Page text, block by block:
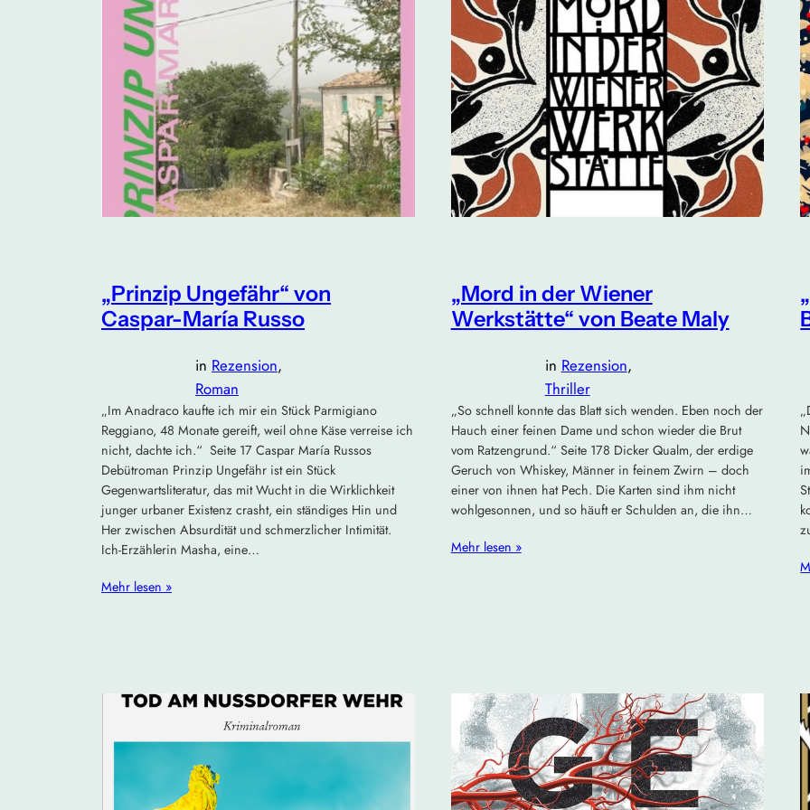
„Prinzip Ungefähr“ von
Caspar-María Russo
in Rezension
Roman
„Im Anadraco kaufte ich mir ein Stück Parmigiano
Reggiano, 48 Monate gereift, weil ohne Käse verreise ich
nicht, dachte ich.“ Seite 17 Caspar María Russos
Debütroman Prinzip Ungefähr ist ein Stück
Gegenwartsliteratur, das mit Wucht in die Wirklichkeit
junger urbaner Existenz crasht, ein ständiges Hin und
Her zwischen Absurdität und schmerzlicher Intimität.
Ich-Erzählerin Masha, eine…
Mehr lesen »
„Mord in der Wiener
Werkstätte“ von Beate Maly
in Rezension
Thriller
„So schnell konnte das Blatt sich wenden. Eben noch der
Hauch einer feinen Dame und schon wieder die Brut
vom Ratzengrund.“ Seite 178 Dicker Qualm, der erdige
Geruch von Whiskey, Männer in feinem Zwirn – doch
einer von ihnen hat Pech. Die Karten sind ihm nicht
wohlgesonnen, und so häuft er Schulden an, die ihn…
Mehr lesen »